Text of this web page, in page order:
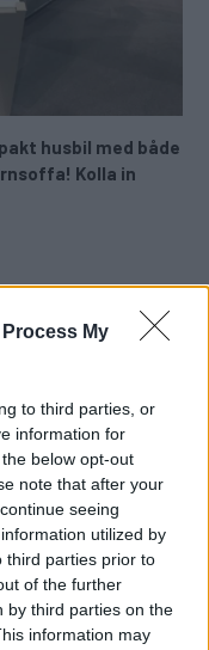
Process My
to third parties, or
information for
below opt-out
note that after your
seeing
utilized by
third parties prior to
of the further
by third parties on the
information may
husbil med både
Kolla in
Sven Hedin.
som trots sitt
bäddar, toa,
känns
fyrhjulsdrift
har svårt att
husbil eller en